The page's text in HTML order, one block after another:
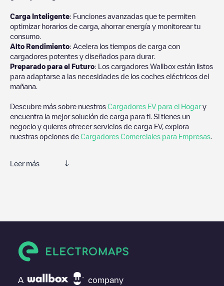
Carga Inteligente: Funciones avanzadas que te permiten
optimizar horarios de carga, ahorrar energía y monitorear tu
consumo.
Alto Rendimiento: Acelera los tiempos de carga con
cargadores potentes y diseñados para durar.
Preparado para el Futuro: Los cargadores Wallbox están listos
para adaptarse a las necesidades de los coches eléctricos del
mañana.
Descubre más sobre nuestros Cargadores EV para el Hogary
encuentra la mejor solución de carga para ti. Si tienes un
negocio y quieres ofrecer servicios de carga EV, explora
nuestras opciones de Cargadores Comerciales para Empresas
Leer más
su vehículo eléctrico.
necesitas, comprueba en la parte inferior cuál es el punto de
A company